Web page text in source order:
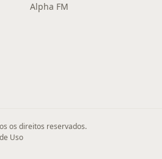
Alpha FM
os direitos reservados.
Uso